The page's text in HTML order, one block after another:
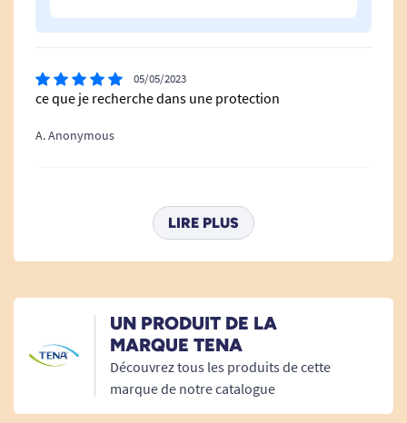
05/05/2023
ce que je recherche dans une protection
A. Anonymous
Rien à dire c'est du TENA
21/02/2023
Toujours satisfaite
A. Anonymous
LIRE PLUS
UN PRODUIT DE LA
MARQUE TENA
Découvrez tous les produits de cette
marque de notre catalogue